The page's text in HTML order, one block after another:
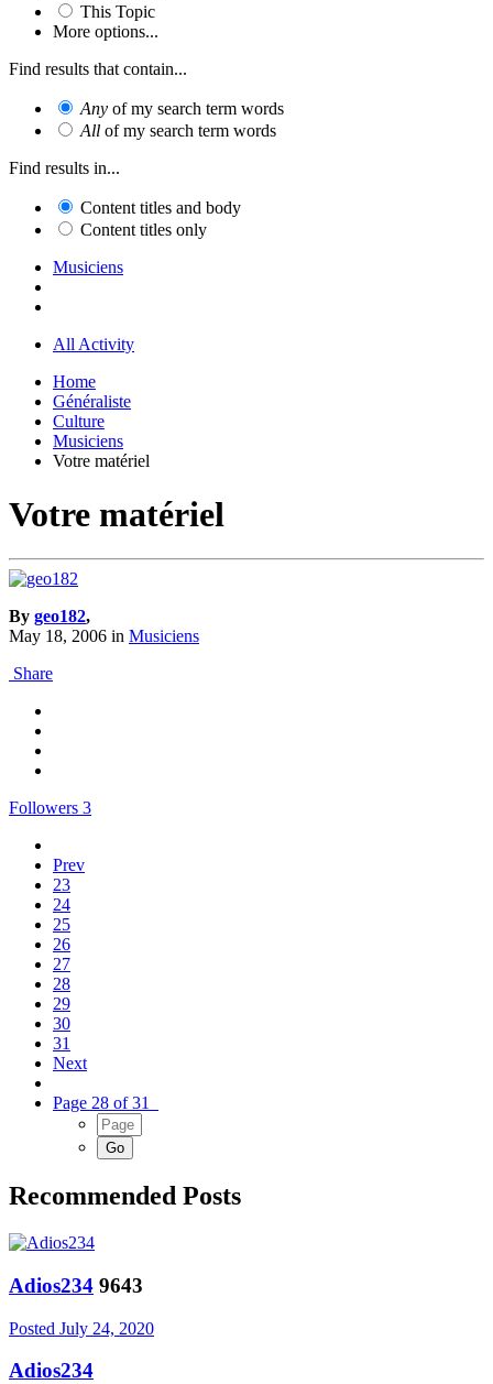
This Topic
More options...
Find results that contain...
Any of my search term words
All of my search term words
Find results in...
Content titles and body
Content titles only
Musiciens
All Activity
Home
Généraliste
Culture
Musiciens
Votre matériel
Votre matériel
By geo182,
May 18, 2006 in Musiciens
Share
Followers 3
Prev
23
24
25
26
27
28
29
30
31
Next
Page 28 of 31
Recommended Posts
Adios234 9643
Posted July 24, 2020
Adios234